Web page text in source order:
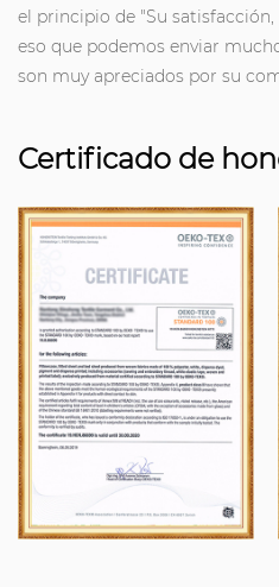
el principio de "Su
eso que podemos enviar
son muy apreciados por su
Certificado de